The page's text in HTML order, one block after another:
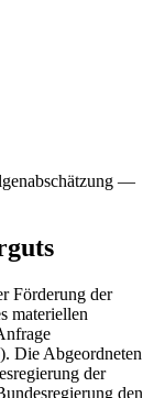
—
Förderung der
materiellen
). Die Abgeordneten
der
den